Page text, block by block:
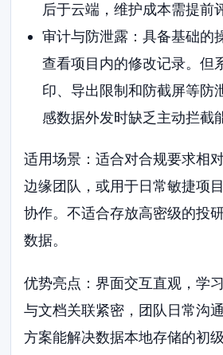
后于云端，维护成本需提前
审计与防泄露：具备基础的
查看项目内的修改记录。但
印、导出限制和防截屏等防
感数据外发时缺乏主动拦截
适用场景：适合对合规要求相
边缘团队，或用于日常敏捷项
协作。不适合存放高密级的投
数据。
优势亮点：界面交互直观，学
与文档关联紧密，团队日常沟
方案能解决数据本地存储的初